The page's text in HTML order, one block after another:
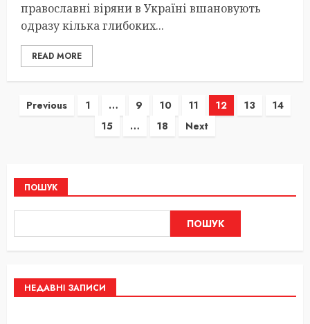
православні віряни в Україні вшановують
одразу кілька глибоких...
READ MORE
Пагінація
Previous 1 … 9 10 11 12 13
14
15
… 18 Next
ПОШУК
ПОШУК
НЕДАВНІ ЗАПИСИ